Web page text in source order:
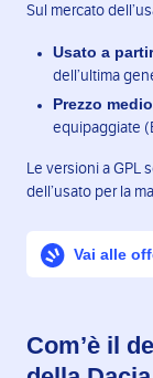
Sul mercato
Usato a
dell’ultima
Prezzo
equipaggiate
Le versioni a GPL
dell’usato per la
Vai alle
Com’è il